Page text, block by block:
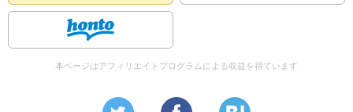
本ページはアフィリエイトプログラムによる収益を得ています